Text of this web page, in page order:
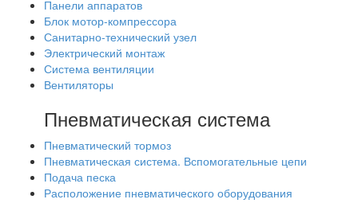
Панели аппаратов
Блок мотор-компрессора
Санитарно-технический узел
Электрический монтаж
Система вентиляции
Вентиляторы
Пневматическая система
Пневматический тормоз
Пневматическая система. Вспомогательные цепи
Подача песка
Расположение пневматического оборудования